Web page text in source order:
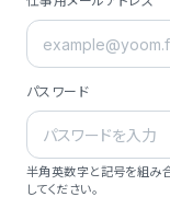
パスワード
半角英数字と記号を組み
してください。